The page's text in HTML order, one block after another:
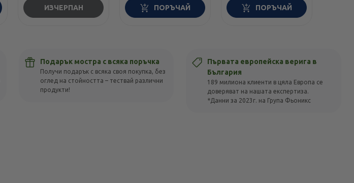
ИЗЧЕРПАН ПОРЪЧАЙ ПОРЪЧАЙ
Подарък мостра с всяка поръчка
Получи подарък с всяка своя покупка, без
оглед на стойността – тествай различни
продукти!
Първата европейска верига в
България
189 милиона клиенти в цяла Европа се
доверяват на нашата експертиза.
*Данни за 2023г. на Група Фьоникс